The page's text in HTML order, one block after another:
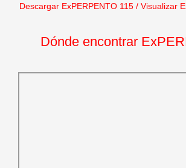
Descargar ExPERPENTO 115/ Visualizar
Dónde encontrar